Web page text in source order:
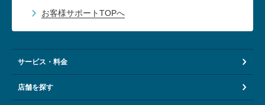
お客様サポートTOPへ
サービス・料金
店舗を探す